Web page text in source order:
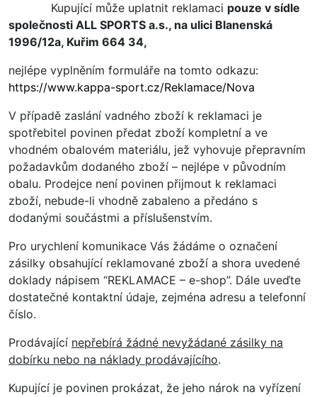
Kupující může uplatnit reklamaci pouze v sídle
společnosti ALL SPORTS a.s., na ulici Blanenská
1996/12a, Kuřim 664 34,
nejlépe vyplněním formuláře na tomto odkazu:
https://www.kappa-sport.cz/Reklamace/Nova
V případě zaslání vadného zboží k reklamaci je
spotřebitel povinen předat zboží kompletní a ve
vhodném obalovém materiálu, jež vyhovuje přepravním
požadavkům dodaného zboží – nejlépe v původním
obalu. Prodejce není povinen přijmout k reklamaci
zboží, nebude-li vhodně zabaleno a předáno s
dodanými součástmi a příslušenstvím.
Pro urychlení komunikace Vás žádáme o označení
zásilky obsahující reklamované zboží a shora uvedené
doklady nápisem “REKLAMACE – e-shop”. Dále uveďte
dostatečné kontaktní údaje, zejména adresu a telefonní
číslo.
Prodávající nepřebírá žádné nevyžádané zásilky na
dobírku nebo na náklady prodávajícího.
Kupující je povinen prokázat, že jeho nárok na vyřízení